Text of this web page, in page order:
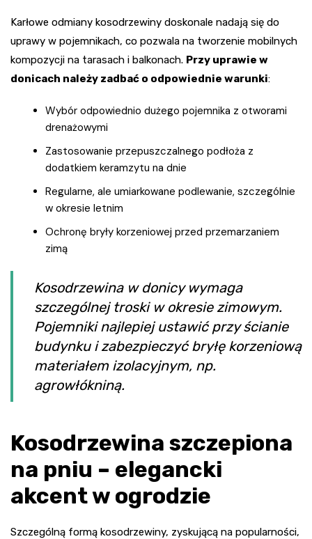
Karłowe odmiany kosodrzewiny doskonale nadają się do
uprawy w pojemnikach, co pozwala na tworzenie mobilnych
kompozycji na tarasach i balkonach. Przy uprawie w
donicach należy zadbać o odpowiednie warunki:
Wybór odpowiednio dużego pojemnika z otworami
drenażowymi
Zastosowanie przepuszczalnego podłoża z
dodatkiem keramzytu na dnie
Regularne, ale umiarkowane podlewanie, szczególnie
w okresie letnim
Ochronę bryły korzeniowej przed przemarzaniem
zimą
Kosodrzewina w donicy wymaga
szczególnej troski w okresie zimowym.
Pojemniki najlepiej ustawić przy ścianie
budynku i zabezpieczyć bryłę korzeniową
materiałem izolacyjnym, np.
agrowłókniną.
Kosodrzewina szczepiona
na pniu – elegancki
akcent w ogrodzie
Szczególną formą kosodrzewiny, zyskującą na popularności,